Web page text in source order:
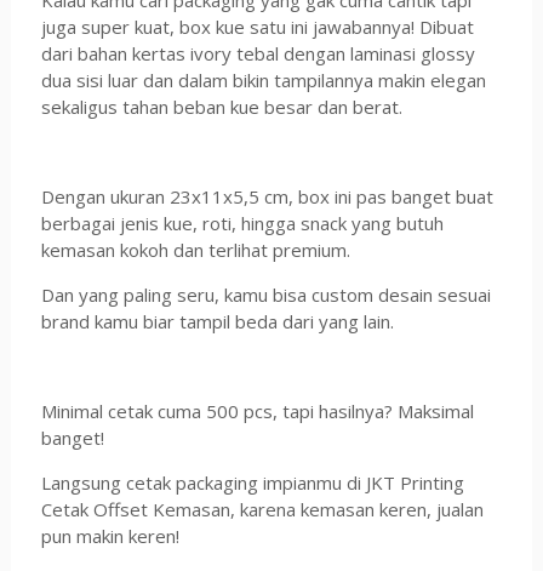
juga super kuat, box kue satu ini jawabannya! Dibuat
dari bahan kertas ivory tebal dengan laminasi glossy
dua sisi luar dan dalam bikin tampilannya makin elegan
sekaligus tahan beban kue besar dan berat.
Dengan ukuran 23x11x5,5 cm, box ini pas banget buat
berbagai jenis kue, roti, hingga snack yang butuh
kemasan kokoh dan terlihat premium.
Dan yang paling seru, kamu bisa custom desain sesuai
brand kamu biar tampil beda dari yang lain.
Minimal cetak cuma 500 pcs, tapi hasilnya? Maksimal
banget!
Langsung cetak packaging impianmu di JKT Printing
Cetak Offset Kemasan, karena kemasan keren, jualan
pun makin keren!